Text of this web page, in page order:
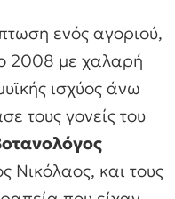
ενός αγοριού,
2008 με χαλαρή
ισχύος άνω
τους γονείς του
Νικόλαος, και τους